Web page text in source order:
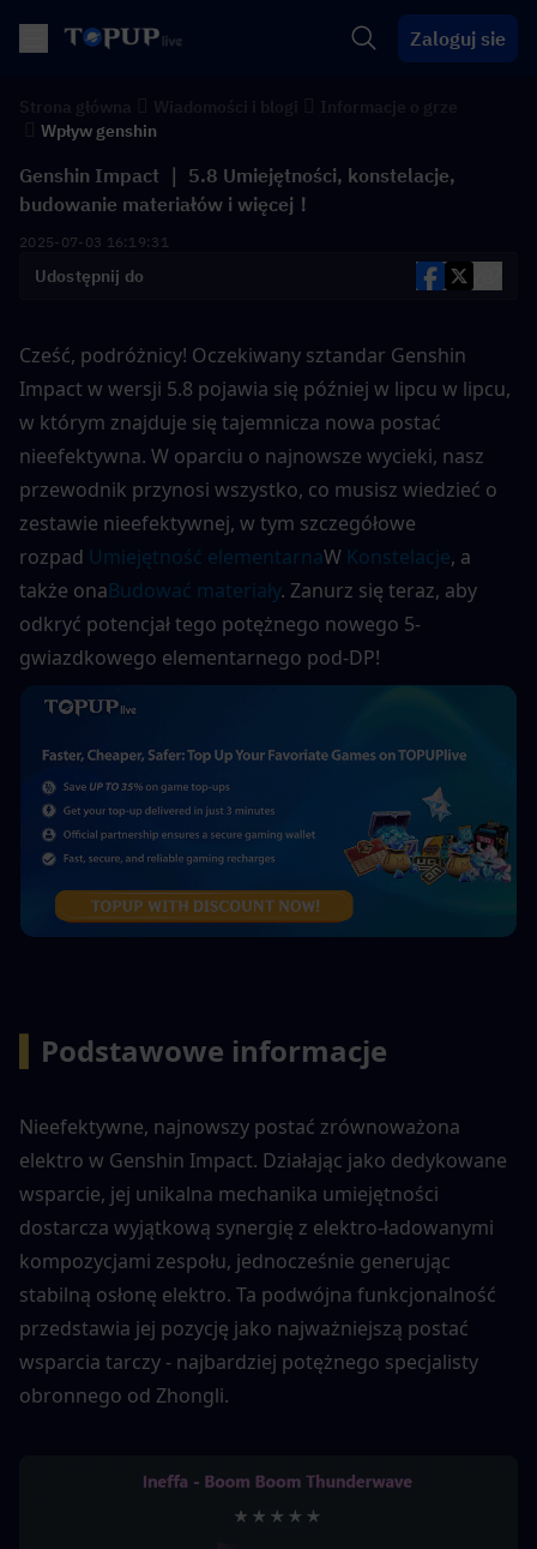
Zaloguj sie
Wpływ genshin
Genshin Impact ｜ 5.8 Umiejętności, konstelacje,
budowanie materiałów i więcej！
2025-07-03 16:19:31
Udostępnij do
Cześć, podróżnicy! Oczekiwany sztandar Genshin
Impact w wersji 5.8 pojawia się później w lipcu w lipcu,
w którym znajduje się tajemnicza nowa postać
nieefektywna. W oparciu o najnowsze wycieki, nasz
przewodnik przynosi wszystko, co musisz wiedzieć o
zestawie nieefektywnej, w tym szczegółowe
rozpad Umiejętność elementarnaW Konstelacje, a
także onaBudować materiały. Zanurz się teraz, aby
odkryć potencjał tego potężnego nowego 5-
gwiazdkowego elementarnego pod-DP!
Podstawowe informacje
Nieefektywne, najnowszy postać zrównoważona
elektro w Genshin Impact. Działając jako dedykowane
wsparcie, jej unikalna mechanika umiejętności
dostarcza wyjątkową synergię z elektro-ładowanymi
kompozycjami zespołu, jednocześnie generując
stabilną osłonę elektro. Ta podwójna funkcjonalność
przedstawia jej pozycję jako najważniejszą postać
wsparcia tarczy - najbardziej potężnego specjalisty
obronnego od Zhongli.